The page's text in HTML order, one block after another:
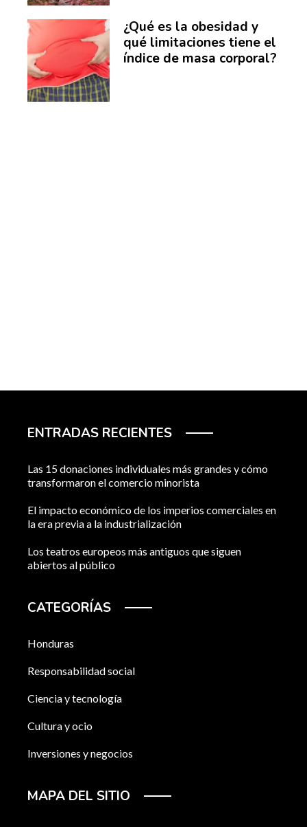
¿Qué es la obesidad y
qué limitaciones tiene el
índice de masa corporal?
ENTRADAS RECIENTES
Las 15 donaciones individuales más grandes y cómo
transformaron el comercio minorista
El impacto económico de los imperios comerciales en
la era previa a la industrialización
Los teatros europeos más antiguos que siguen
abiertos al público
CATEGORÍAS
Honduras
Responsabilidad social
Ciencia y tecnología
Cultura y ocio
Inversiones y negocios
MAPA DEL SITIO